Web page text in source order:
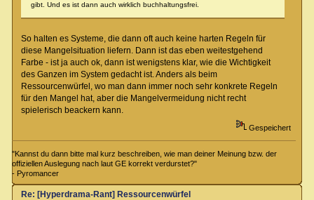
gibt. Und es ist dann auch wirklich buchhaltungsfrei.
So halten es Systeme, die dann oft auch keine harten Regeln für
diese Mangelsituation liefern. Dann ist das eben weitestgehend
Farbe - ist ja auch ok, dann ist wenigstens klar, wie die Wichtigkeit
des Ganzen im System gedacht ist. Anders als beim
Ressourcenwürfel, wo man dann immer noch sehr konkrete Regeln
für den Mangel hat, aber die Mangelvermeidung nicht recht
spielerisch beackern kann.
Gespeichert
"Kannst du dann bitte mal kurz beschreiben, wie man deiner Meinung bzw. der
offiziellen Auslegung nach laut GE korrekt verdurstet?"
- Pyromancer
Re: [Hyperdrama-Rant] Ressourcenwürfel